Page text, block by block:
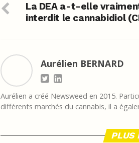
La DEA a-t-elle
interdit le cannabidiol
Aurélien BERNARD
Aurélien a créé Newsweed en 2015.
différents marchés du cannabis, il a
PLUS